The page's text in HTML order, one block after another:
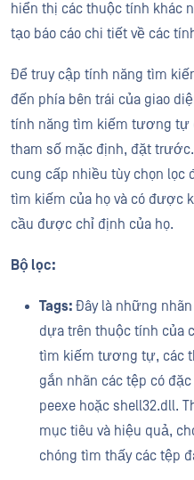
hiển thị các thuộc tính khác
tạo báo cáo chi tiết về các
Để truy cập tính năng tìm
đến phía bên trái của giao
tính năng tìm kiếm tương
tham số mặc định, đặt
cung cấp nhiều tùy chọn
tìm kiếm của họ và có được
cầu được chỉ định của họ.
Bộ lọc:
Tags: Đây là những
dựa trên thuộc tính của
tìm kiếm tương tự, các
gắn nhãn các tệp có
peexe hoặc shell32.dll.
mục tiêu và hiệu quả,
chóng tìm thấy các tệp